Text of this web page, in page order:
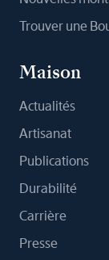
Trouver une
Maison
Actualités
Artisanat
Publications
Durabilité
Carrière
Presse